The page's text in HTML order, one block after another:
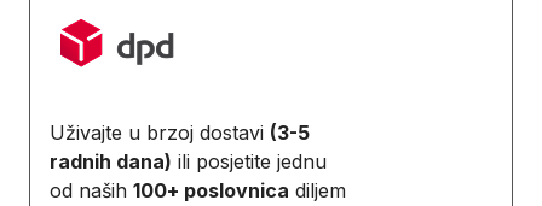
Uživajte u brzoj dostavi (3-5
radnih dana) ili posjetite jednu
od naših 100+ poslovnica diljem